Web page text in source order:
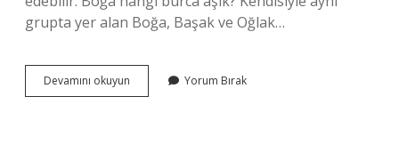
grupta yer alan Boğa, Başak ve Oğlak…
Devamını okuyun
Burcunun
Yorum Bırak